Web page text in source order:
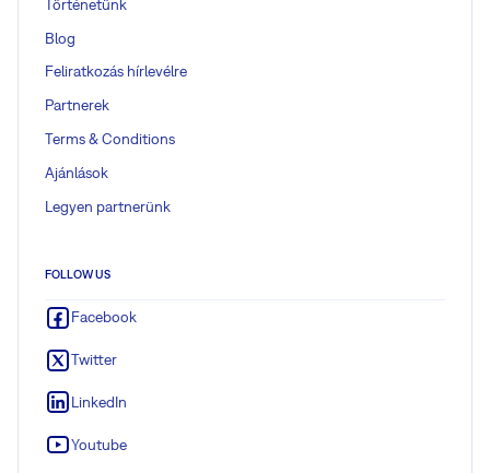
Történetünk
Blog
Feliratkozás hírlevélre
Partnerek
Terms & Conditions
Ajánlások
Legyen partnerünk
FOLLOW US
Facebook
Twitter
LinkedIn
Youtube